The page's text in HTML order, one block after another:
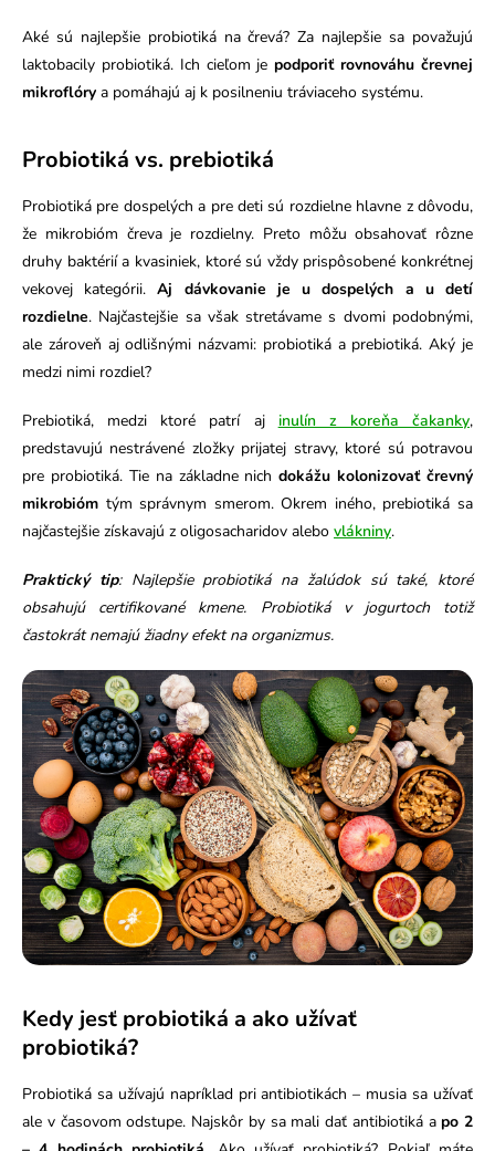
Aké sú najlepšie probiotiká na črevá? Za najlepšie sa považujú
laktobacily probiotiká. Ich cieľom jepodporiť rovnováhu črevnej
mikroflóry a pomáhajú aj k posilneniu tráviaceho systému.
Probiotiká vs. prebiotiká
Probiotiká pre dospelých a pre deti sú rozdielne hlavne z dôvodu,
že mikrobióm čreva je rozdielny. Preto môžu obsahovať rôzne
druhy baktérií a kvasiniek, ktoré sú vždy prispôsobené konkrétnej
vekovej kategórii.Aj dávkovanie je u dospelých a u detí
rozdielne. Najčastejšie sa však stretávame s dvomi podobnými,
ale zároveň aj odlišnými názvami: probiotiká a prebiotiká. Aký je
medzi nimi rozdiel?
Prebiotiká, medzi ktoré patrí aj inulín z koreňa čakanky,
predstavujú nestrávené zložky prijatej stravy, ktoré sú potravou
pre probiotiká. Tie na základne nichdokážu kolonizovať črevný
mikrobióm tým správnym smerom. Okrem iného, prebiotiká sa
najčastejšie získavajú z oligosacharidov alebo vlákniny.
Praktický tip: Najlepšie probiotiká na žalúdok sú také, ktoré
obsahujú certifikované kmene. Probiotiká v jogurtoch totiž
častokrát nemajú žiadny efekt na organizmus.
Kedy jesť probiotiká a ako užívať
probiotiká?
Probiotiká sa užívajú napríklad pri antibiotikách – musia sa užívať
ale v časovom odstupe. Najskôr by sa mali dať antibiotiká apo 2